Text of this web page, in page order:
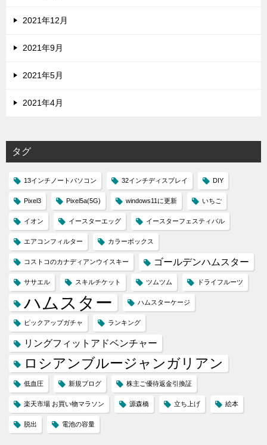
2021年12月
2021年9月
2021年5月
2021年4月
タグ
13インチノートパソコン 32インチディスプレイ DIY
Pixel3 Pixel5a(5G) windows11に更新 いちご
イオン イースターエッグ イースターフェスティバル
エアコンフィルター カラーボックス
コストコのカナディアンウイスキー ゴールデンハムスター
ササエル スキルチケット ツムツム ドライフルーツ
ハムスター ハムスターケージ
ピックアップガチャ ランキング
リングフィットアドベンチャー
ロシアンブルージャンガリアン
低血圧 新規ブログ 株主ご優待返金引換証
楽天市場 お買い物マラソン 源森橋 立ち上げ 絵本
脱出 電池の容量